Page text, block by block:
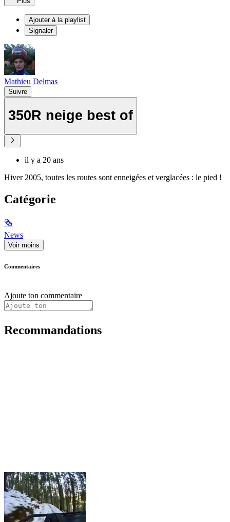
Ajouter à la playlist
Signaler
Mathieu Delmas
Suivre
350R neige best of
il y a 20 ans
Hiver 2005, toutes les routes sont enneigées et verglacées : le pied !
Catégorie
🗞
News
Voir moins
Commentaires
Ajoute ton commentaire
Recommandations